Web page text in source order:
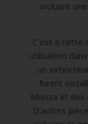
incluant
C’est à cette
utilisation
un
furent
Monza et
D’autres